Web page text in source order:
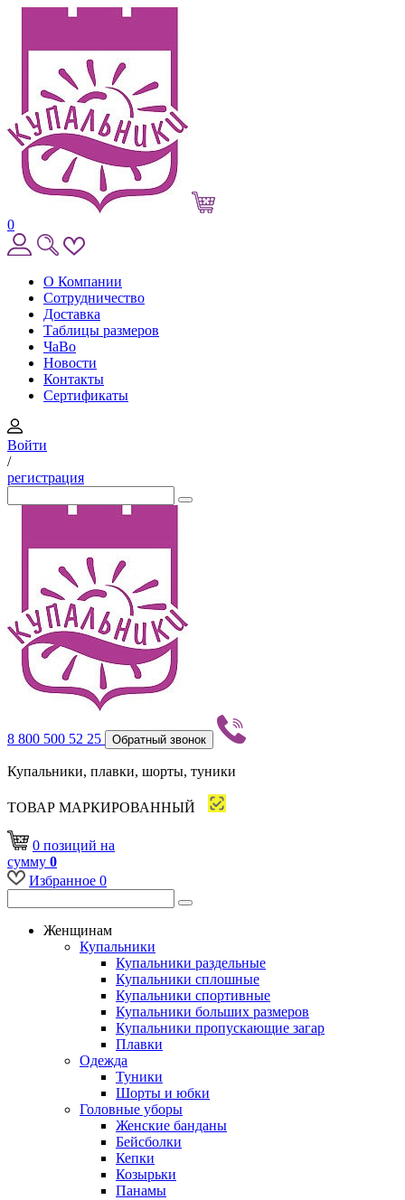
0
О Компании
Сотрудничество
Доставка
Таблицы размеров
ЧаВо
Новости
Контакты
Сертификаты
Войти
/
регистрация
8 800 500 52 25 Обратный звонок
Купальники, плавки, шорты, туники
ТОВАР МАРКИРОВАННЫЙ
0 позиций на
сумму 0
Избранное 0
Женщинам
Купальники
Купальники раздельные
Купальники сплошные
Купальники спортивные
Купальники больших размеров
Купальники пропускающие загар
Плавки
Одежда
Туники
Шорты и юбки
Головные уборы
Женские банданы
Бейсболки
Кепки
Козырьки
Панамы